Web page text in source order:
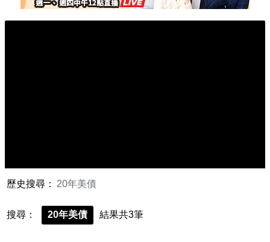
歷史搜尋： 20年美債
搜尋： 20年美債 結果共3筆